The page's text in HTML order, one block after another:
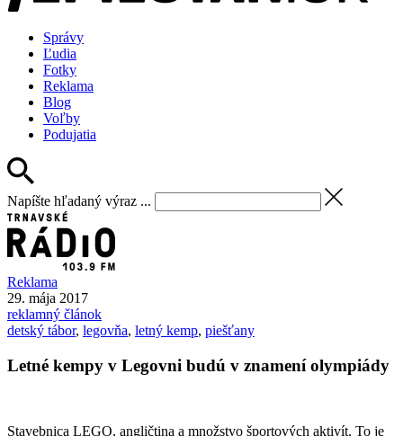
Správy
Ľudia
Fotky
Reklama
Blog
Voľby
Podujatia
Napíšte hľadaný výraz ...
Reklama
29. mája 2017
reklamný článok
detský tábor, legovňa, letný kemp, piešťany
Letné kempy v Legovni budú v znamení olympiády
Stavebnica LEGO, angličtina a množstvo športových aktivít. To je